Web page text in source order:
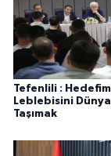
Tefenlili :
Leblebisini
Taşımak